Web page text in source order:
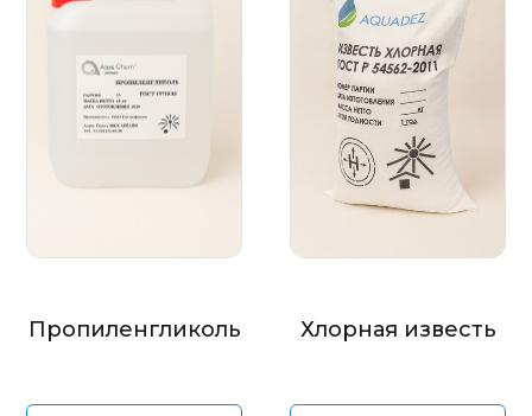
Пропиленгликоль Хлорная известь